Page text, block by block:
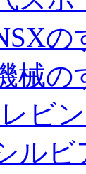
の
械の
ビ
ル